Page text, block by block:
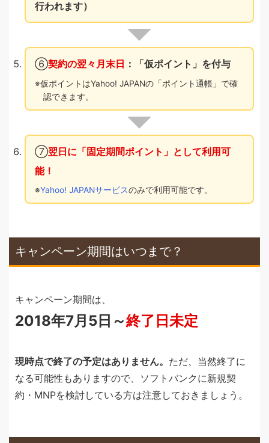
行われます）
⑥契約の翌々月末日 ：「仮ポイント」を付与
仮ポイントはYahoo! JAPANの「ポイント通帳」で確
認できます。
⑦翌日に「固定期間ポイント」として利用可
能！
Yahoo! JAPANサービスのみで利用可能です。
キャンペーン期間はいつまで？
キャンペーン期間は、
2018年7月5日～終了日未定
現時点で終了の予定はありません。 ただ、当然終了に
なる可能性もありますので、ソフトバンクに新規契
約・MNPを検討している方は注意しておきましょう。